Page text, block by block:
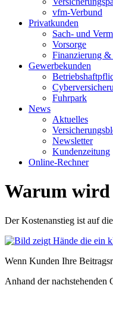
vfm-Verbund
Privatkunden
Sach- und
Vorsorge
Finanzierung
Gewerbekunden
Fuhrpark
News
Aktuelles
Newsletter
Kundenzeitung
Online-Rechner
Warum wird
Der Kostenanstieg ist auf
Wenn Kunden Ihre
Anhand der nachstehenden